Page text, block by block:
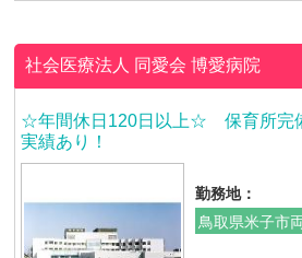
社会医療法人 同愛会博愛病院
☆年間休日120日以上☆ 保育所完
実績あり！
勤務地：
鳥取県米子市